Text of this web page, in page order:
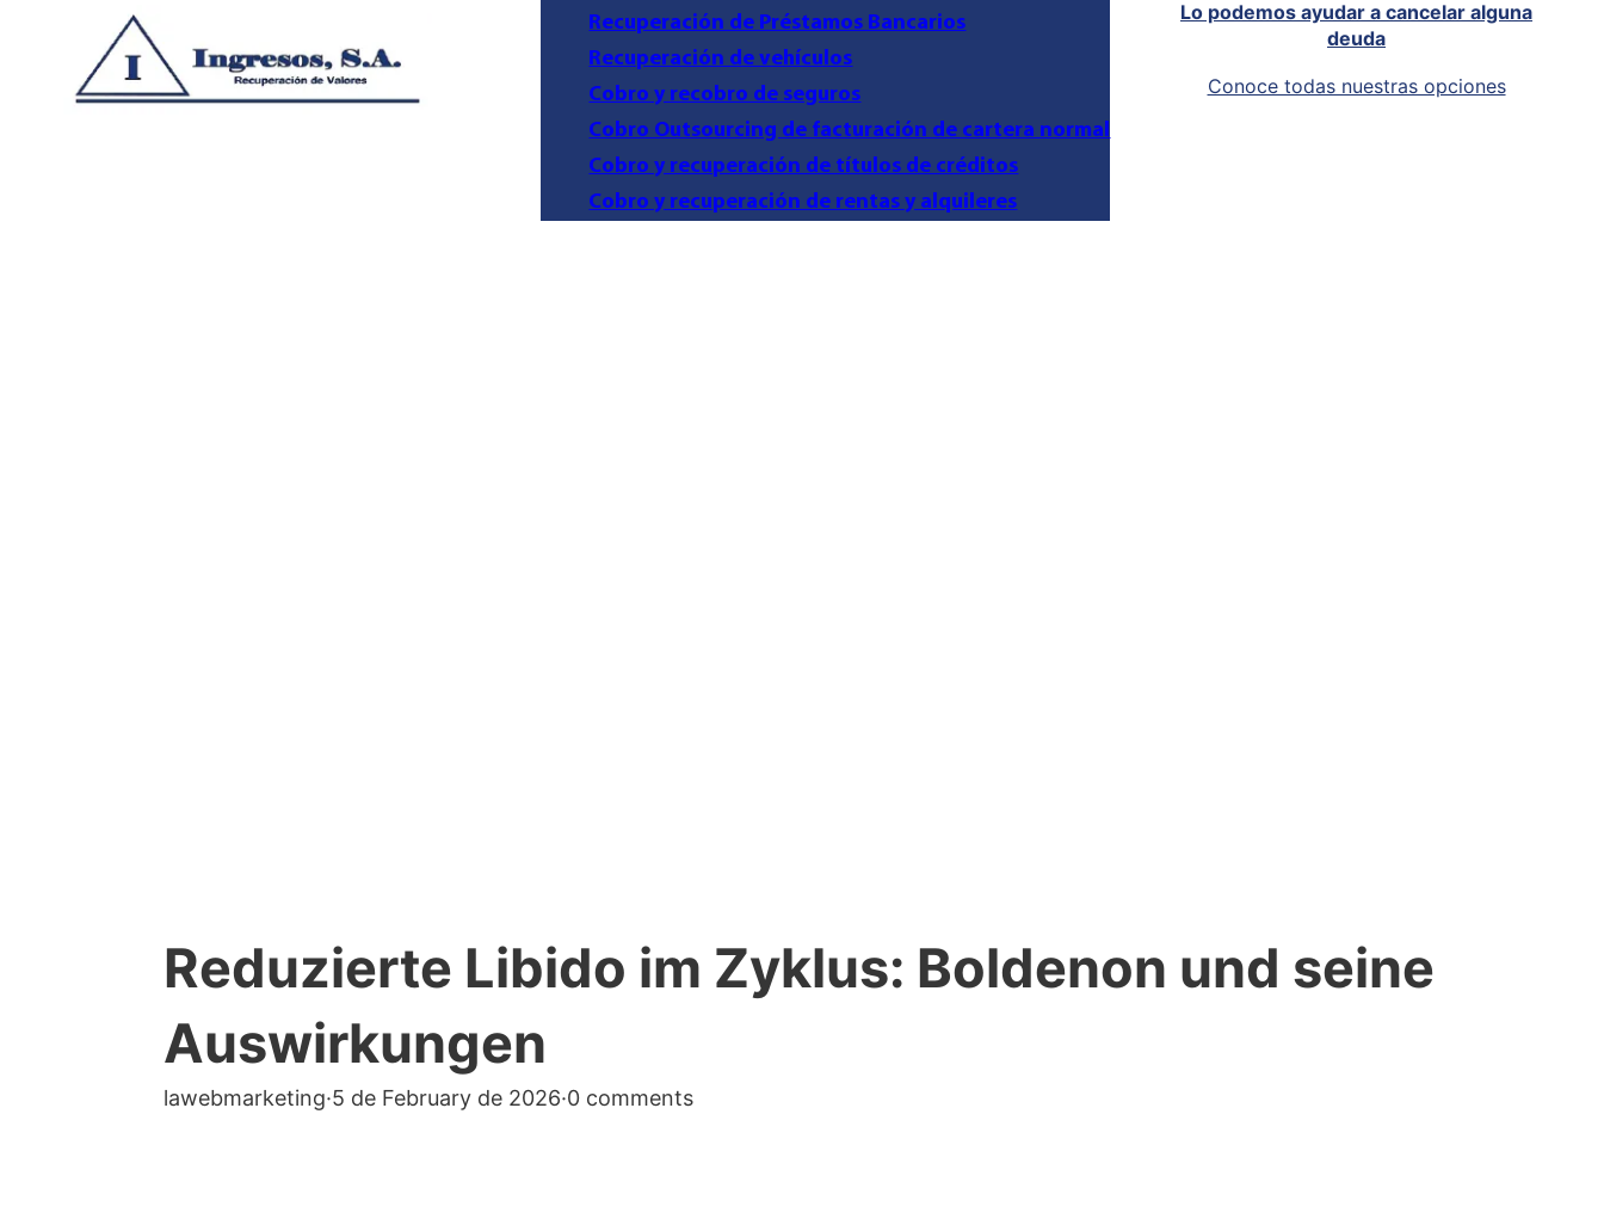
Recuperación de Préstamos Bancarios
Recuperación de vehículos
Cobro y recobro de seguros
Cobro Outsourcing de facturación de cartera normal
Cobro y recuperación de títulos de créditos
Cobro y recuperación de rentas y alquileres
Lo podemos ayudar a cancelar alguna
deuda
Conoce todas nuestras opciones
Reduzierte Libido im Zyklus: Boldenon und seine
Auswirkungen
lawebmarketing·5 de February de 2026·0 comments